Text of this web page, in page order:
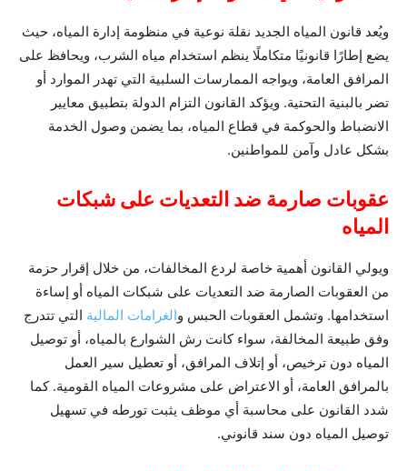
ويُعد قانون المياه الجديد نقلة نوعية في منظومة إدارة المياه، حيث
يضع إطارًا قانونيًا متكاملًا ينظم استخدام مياه الشرب، ويحافظ على
المرافق العامة، ويواجه الممارسات السلبية التي تهدر الموارد أو
تضر بالبنية التحتية. ويؤكد القانون التزام الدولة بتطبيق معايير
الانضباط والحوكمة في قطاع المياه، بما يضمن وصول الخدمة
بشكل عادل وآمن للمواطنين.
عقوبات صارمة ضد التعديات على شبكات
المياه
ويولي القانون أهمية خاصة لردع المخالفات، من خلال إقرار حزمة
من العقوبات الصارمة ضد التعديات على شبكات المياه أو إساءة
استخدامها. وتشمل العقوبات الحبس والغرامات المالية التي تتدرج
وفق طبيعة المخالفة، سواء كانت رش الشوارع بالمياه، أو توصيل
المياه دون ترخيص، أو إتلاف المرافق، أو تعطيل سير العمل
بالمرافق العامة، أو الاعتراض على مشروعات المياه القومية. كما
شدد القانون على محاسبة أي موظف يثبت تورطه في تسهيل
توصيل المياه دون سند قانوني.